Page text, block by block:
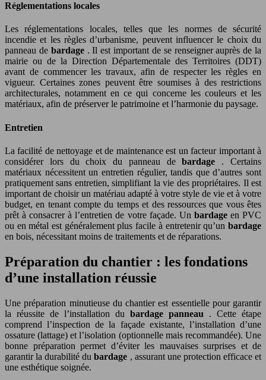
Réglementations locales
Les réglementations locales, telles que les normes de sécurité
incendie et les règles d’urbanisme, peuvent influencer le choix du
panneau de bardage . Il est important de se renseigner auprès de la
mairie ou de la Direction Départementale des Territoires (DDT)
avant de commencer les travaux, afin de respecter les règles en
vigueur. Certaines zones peuvent être soumises à des restrictions
architecturales, notamment en ce qui concerne les couleurs et les
matériaux, afin de préserver le patrimoine et l’harmonie du paysage.
Entretien
La facilité de nettoyage et de maintenance est un facteur important à
considérer lors du choix du panneau debardage . Certains
matériaux nécessitent un entretien régulier, tandis que d’autres sont
pratiquement sans entretien, simplifiant la vie des propriétaires. Il est
important de choisir un matériau adapté à votre style de vie et à votre
budget, en tenant compte du temps et des ressources que vous êtes
prêt à consacrer à l’entretien de votre façade. Un bardage en PVC
ou en métal est généralement plus facile à entretenir qu’un bardage
en bois, nécessitant moins de traitements et de réparations.
Préparation du chantier : les fondations
d’une installation réussie
Une préparation minutieuse du chantier est essentielle pour garantir
la réussite de l’installation du bardage panneau . Cette étape
comprend l’inspection de la façade existante, l’installation d’une
ossature (lattage) et l’isolation (optionnelle mais recommandée). Une
bonne préparation permet d’éviter les mauvaises surprises et de
garantir la durabilité dubardage , assurant une protection efficace et
une esthétique soignée.